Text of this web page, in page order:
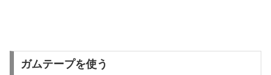
ガムテープを使う